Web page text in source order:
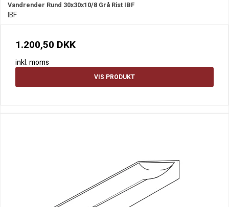
Vandrender Rund 30x30x10/8 Grå Rist IBF
IBF
1.200,50 DKK
inkl. moms
VIS PRODUKT